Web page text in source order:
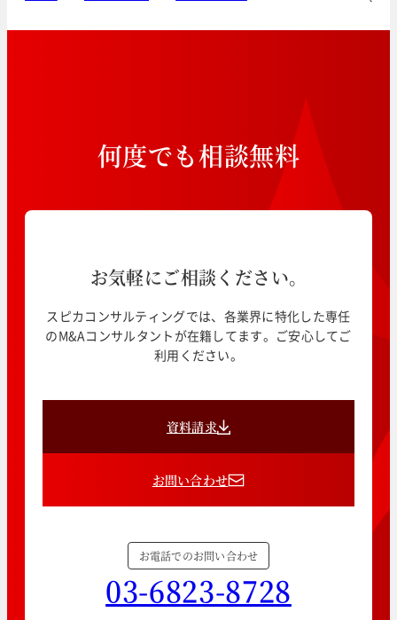
何度でも相談無料
お気軽にご相談ください。
スピカコンサルティングでは、各業界に特化した専任
のM&Aコンサルタントが在籍してます。ご安心してご
利用ください。
資料請求
お問い合わせ
お電話でのお問い合わせ
03-6823-8728